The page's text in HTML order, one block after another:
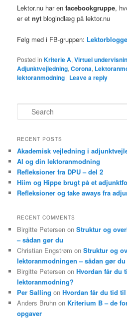
Lektor.nu har enfacebookgruppe,
er etnyt blogindlæg på lektor.nu
Følg med i FB-gruppen:
Posted in Kriterie A,Virtuel
Adjunktvejledning,Corona,
lektoranmodning | Leave a reply
e
r
h
RECENT POSTS
Akademisk vejledning i
AI og din lektoranmodning
Refleksioner fra DPU – del 2
Hiim og Hippe brugt på et
Refleksioner og take aways fra
RECENT COMMENTS
Birgitte Petersen onStruktur og
– sådan gør du
Christian Engstrøm onStruktur og
lektoranmodningen – sådan gør du
Birgitte Petersen onHvordan får du
lektoranmodning?
Per Salling onHvordan får du tid
Anders Bruhn on Kriterium B – de
opgaver